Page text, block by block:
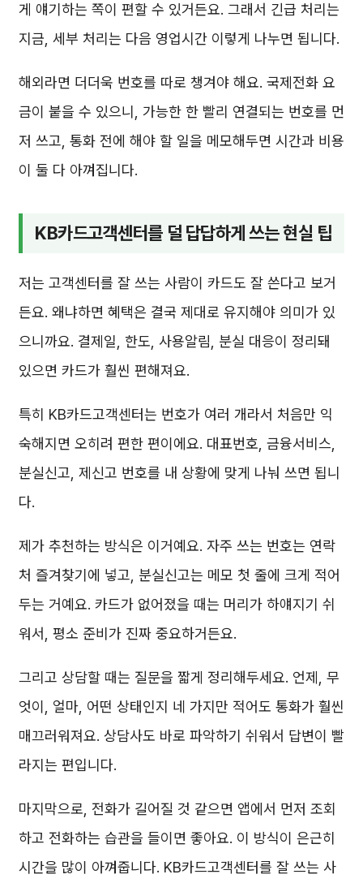
게 얘기하는 쪽이 편할 수 있거든요. 그래서 긴급 처리는
지금, 세부 처리는 다음 영업시간 이렇게 나누면 됩니다.
해외라면 더더욱 번호를 따로 챙겨야 해요. 국제전화 요
금이 붙을 수 있으니, 가능한 한 빨리 연결되는 번호를 먼
저 쓰고, 통화 전에 해야 할 일을 메모해두면 시간과 비용
이 둘 다 아껴집니다.
KB카드고객센터를 덜 답답하게 쓰는 현실 팁
저는 고객센터를 잘 쓰는 사람이 카드도 잘 쓴다고 보거
든요. 왜냐하면 혜택은 결국 제대로 유지해야 의미가 있
으니까요. 결제일, 한도, 사용알림, 분실 대응이 정리돼
있으면 카드가 훨씬 편해져요.
특히 KB카드고객센터는 번호가 여러 개라서 처음만 익
숙해지면 오히려 편한 편이에요. 대표번호, 금융서비스,
분실신고, 제신고 번호를 내 상황에 맞게 나눠 쓰면 됩니
다.
제가 추천하는 방식은 이거예요. 자주 쓰는 번호는 연락
처 즐겨찾기에 넣고, 분실신고는 메모 첫 줄에 크게 적어
두는 거예요. 카드가 없어졌을 때는 머리가 하얘지기 쉬
워서, 평소 준비가 진짜 중요하거든요.
그리고 상담할 때는 질문을 짧게 정리해두세요. 언제, 무
엇이, 얼마, 어떤 상태인지 네 가지만 적어도 통화가 훨씬
매끄러워져요. 상담사도 바로 파악하기 쉬워서 답변이 빨
라지는 편입니다.
마지막으로, 전화가 길어질 것 같으면 앱에서 먼저 조회
하고 전화하는 습관을 들이면 좋아요. 이 방식이 은근히
시간을 많이 아껴줍니다. KB카드고객센터를 잘 쓰는 사